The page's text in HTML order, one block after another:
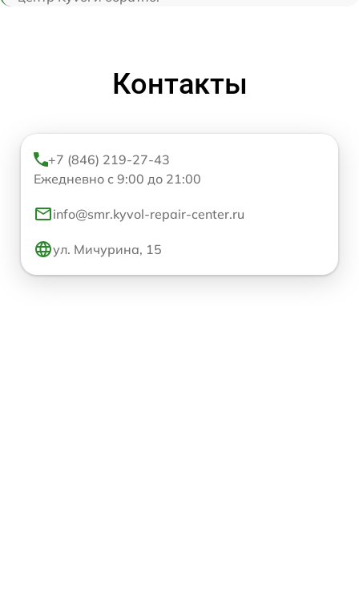
Контакты
+7 (846) 219-27-43
Ежедневно с 9:00 до 21:00
info@smr.kyvol-repair-center.ru
ул. Мичурина, 15